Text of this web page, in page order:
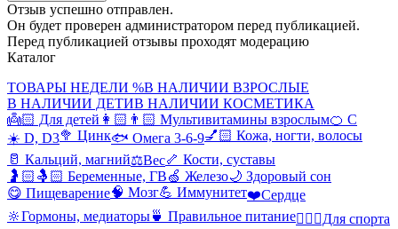
Отзыв успешно отправлен.
Он будет проверен администратором перед публикацией.
Перед публикацией отзывы проходят модерацию
Каталог
ТОВАРЫ НЕДЕЛИ %В НАЛИЧИИ ВЗРОСЛЫЕ
В НАЛИЧИИ ДЕТИВ НАЛИЧИИ КОСМЕТИКА
👼🏻 Для детей 👩🏻👨🏻 Мультивитамины взрослым🍊 С
☀️ D, D3🥦 Цинк🐟 Омега 3-6-9💅🏻 Кожа, ногти, волосы
🥛 Кальций, магний⚖️Вес🦴 Кости, суставы
🤰🏻🤱🏻 Беременные, ГВ🍏 Железо🌙 Здоровый сон
😋 Пищеварение🧠 Мозг💪 Иммунитет❤️Сердце
🔆Гормоны, медиаторы🍵 Правильное питание🤸🏻‍♀️Для спорта